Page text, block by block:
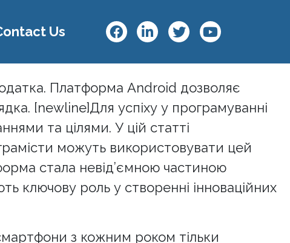
Us
Платформа Android дозволяє
[newline]Для успіху у програмуванні
та цілями. У цій статті
можуть використовувати цей
стала невід’ємною частиною
ключову роль у створенні інноваційних
з кожним роком тільки